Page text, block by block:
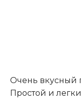
Очень вкусный
Простой и